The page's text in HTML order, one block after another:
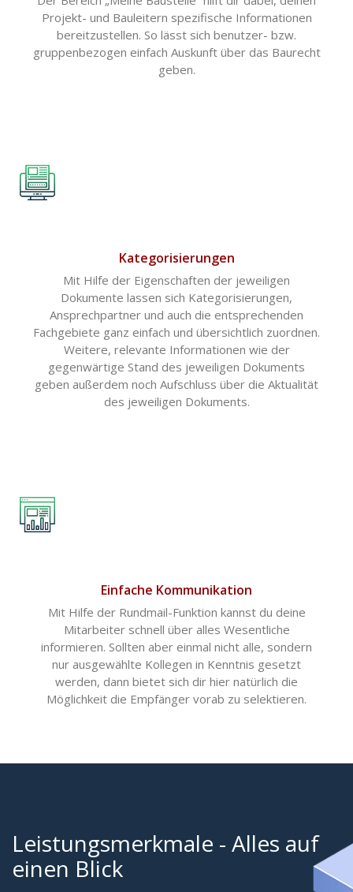
Projekt- und Bauleitern spezifische Informationen
bereitzustellen. So lässt sich benutzer- bzw.
gruppenbezogen einfach Auskunft über das Baurecht
geben.
Kategorisierungen
Mit Hilfe der Eigenschaften der jeweiligen
Dokumente lassen sich Kategorisierungen,
Ansprechpartner und auch die entsprechenden
Fachgebiete ganz einfach und übersichtlich zuordnen.
Weitere, relevante Informationen wie der
gegenwärtige Stand des jeweiligen Dokuments
geben außerdem noch Aufschluss über die Aktualität
des jeweiligen Dokuments.
Einfache Kommunikation
Mit Hilfe der Rundmail-Funktion kannst du deine
Mitarbeiter schnell über alles Wesentliche
informieren. Sollten aber einmal nicht alle, sondern
nur ausgewählte Kollegen in Kenntnis gesetzt
werden, dann bietet sich dir hier natürlich die
Möglichkeit die Empfänger vorab zu selektieren.
Leistungsmerkmale - Alles auf
einen Blick